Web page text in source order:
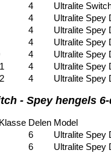
4
Ultralite
4
Ultralite Spey
4
Ultralite Spey
4
Ultralite Spey
4
Ultralite Spey
4
Ultralite Spey
4 Ultralite Spey
- Spey hengels
Delen Model
6
Ultralite Spey
6
Ultralite Spey